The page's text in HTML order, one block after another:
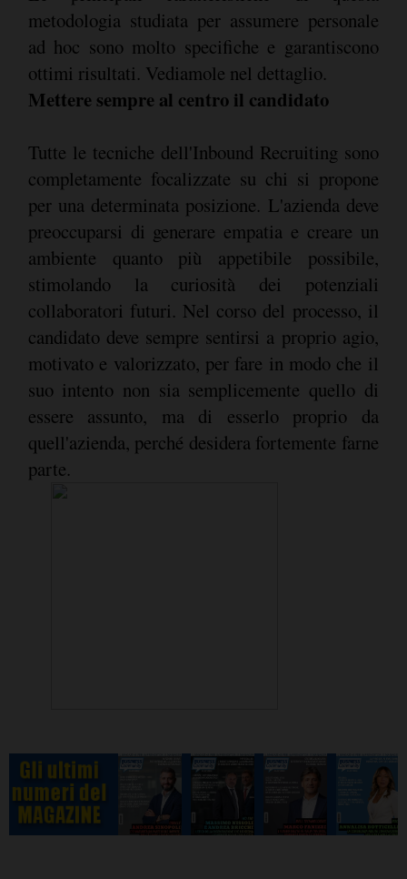
metodologia studiata per assumere personale
ad hoc sono molto specifiche e garantiscono
ottimi risultati. Vediamole nel dettaglio.
Mettere sempre al centro il candidato
Tutte le tecniche dell'Inbound Recruiting sono
completamente focalizzate su chi si propone
per una determinata posizione. L'azienda deve
preoccuparsi di generare empatia e creare un
ambiente quanto più appetibile possibile,
stimolando la curiosità dei potenziali
collaboratori futuri. Nel corso del processo, il
candidato deve sempre sentirsi a proprio agio,
motivato e valorizzato, per fare in modo che il
suo intento non sia semplicemente quello di
essere assunto, ma di esserlo proprio da
quell'azienda, perché desidera fortemente farne
parte.